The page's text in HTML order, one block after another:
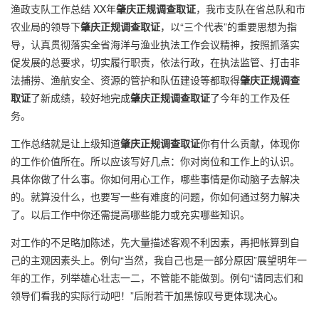
渔政支队工作总结 XX年肇庆正规调查取证，我市支队在省总队和市
农业局的领导下肇庆正规调查取证，以“三个代表”的重要思想为指
导，认真贯彻落实全省海洋与渔业执法工作会议精神，按照抓落实
促发展的总要求，切实履行职责，依法行政，在执法监管、打击非
法捕捞、渔航安全、资源的管护和队伍建设等都取得肇庆正规调查
取证了新成绩，较好地完成肇庆正规调查取证了今年的工作及任
务。
工作总结就是让上级知道肇庆正规调查取证你有什么贡献，体现你
的工作价值所在。所以应该写好几点：你对岗位和工作上的认识。
具体你做了什么事。你如何用心工作，哪些事情是你动脑子去解决
的。就算没什么，也要写一些有难度的问题，你如何通过努力解决
了。以后工作中你还需提高哪些能力或充实哪些知识。
对工作的不足略加陈述，先大量描述客观不利因素，再把帐算到自
己的主观因素头上。例句“当然，我自己也是一部分原因”展望明年一
年的工作，列举雄心壮志一二，不管能不能做到。例句“请同志们和
领导们看我的实际行动吧！”后附若干加黑惊叹号更体现决心。